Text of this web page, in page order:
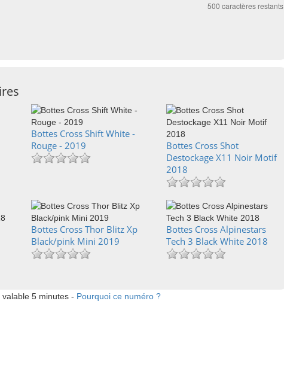
500 caractères restants
Bottes Cross Shift White -
Rouge - 2019
Bottes Cross Shot
Destockage X11 Noir Motif
2018
Bottes Cross Thor Blitz Xp
Black/pink Mini 2019
Bottes Cross Alpinestars
Tech 3 Black White 2018
5 minutes - Pourquoi ce numéro ?